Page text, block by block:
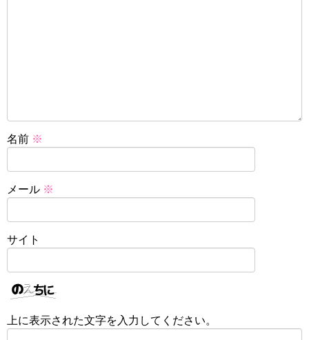
名前 ※
メール ※
サイト
上に表示された文字を入力してください。